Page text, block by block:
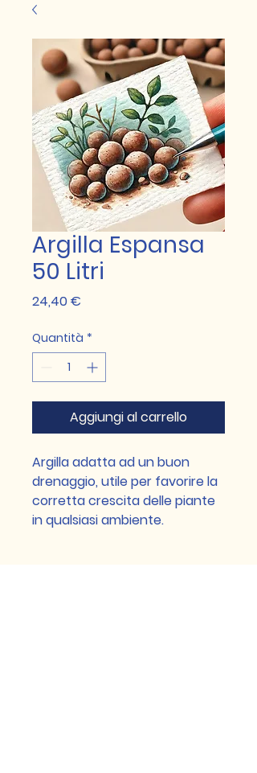
Argilla Espansa
50 Litri
24,40 €
Quantità *
Aggiungi al carrello
Argilla adatta ad un buon
drenaggio, utile per favorire la
corretta crescita delle piante
in qualsiasi ambiente.